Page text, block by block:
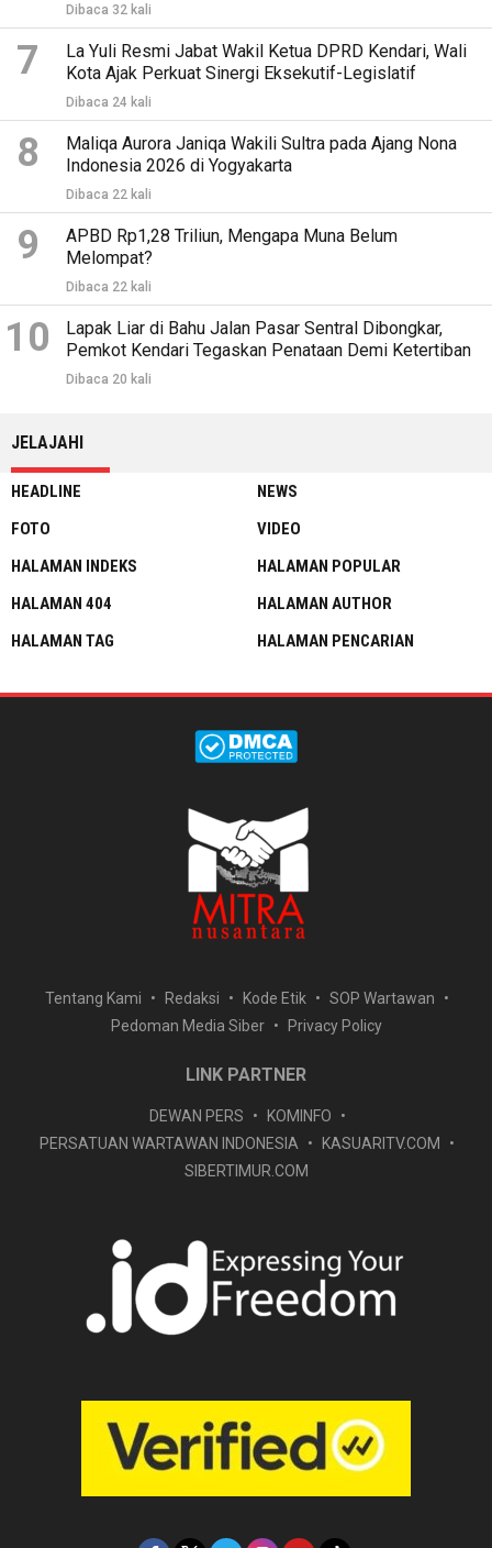
Dibaca 32 kali
7
La Yuli Resmi Jabat Wakil Ketua DPRD Kendari, Wali
Kota Ajak Perkuat Sinergi Eksekutif-Legislatif
Dibaca 24 kali
8
Maliqa Aurora Janiqa Wakili Sultra pada Ajang Nona
Indonesia 2026 di Yogyakarta
Dibaca 22 kali
9
APBD Rp1,28 Triliun, Mengapa Muna Belum
Melompat?
Dibaca 22 kali
10
Lapak Liar di Bahu Jalan Pasar Sentral Dibongkar,
Pemkot Kendari Tegaskan Penataan Demi Ketertiban
Dibaca 20 kali
JELAJAHI
HEADLINE
NEWS
FOTO
VIDEO
HALAMAN INDEKS
HALAMAN POPULAR
HALAMAN 404
HALAMAN AUTHOR
HALAMAN TAG
HALAMAN PENCARIAN
Tentang Kami Redaksi Kode Etik
SOP Wartawan
Pedoman Media Siber
Privacy Policy
LINK PARTNER
DEWAN PERS
KOMINFO
PERSATUAN WARTAWAN INDONESIA
KASUARITV.COM
SIBERTIMUR.COM